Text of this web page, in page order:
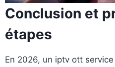
Conclusion et
étapes
En 2026, un iptv ott